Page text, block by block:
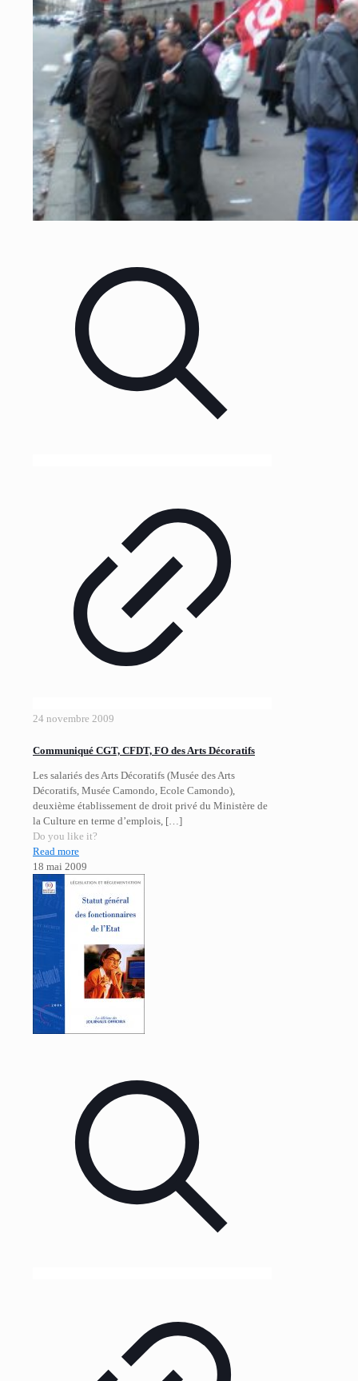
24 novembre 2009
Communiqué CGT, CFDT, FO des Arts Décoratifs
Les salariés des Arts Décoratifs (Musée des Arts
Décoratifs, Musée Camondo, Ecole Camondo),
deuxième établissement de droit privé du Ministère de
la Culture en terme d’emplois, […]
Do you like it?
Read more
18 mai 2009